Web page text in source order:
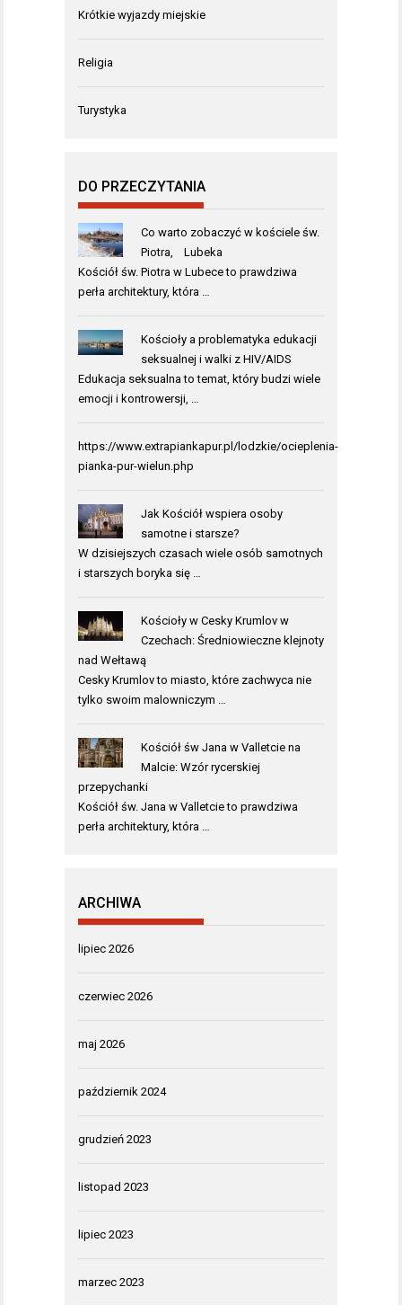
Krótkie wyjazdy miejskie
Religia
Turystyka
DO PRZECZYTANIA
Co warto zobaczyć w kościele św.
Piotra, Lubeka
Kościół św. Piotra w Lubece to prawdziwa
perła architektury, która …
Kościoły a problematyka edukacji
seksualnej i walki z HIV/AIDS
Edukacja seksualna to temat, który budzi wiele
emocji i kontrowersji, …
https://www.extrapiankapur.pl/lodzkie/ocieplenia-
pianka-pur-wielun.php
Jak Kościół wspiera osoby
samotne i starsze?
W dzisiejszych czasach wiele osób samotnych
i starszych boryka się …
Kościoły w Cesky Krumlov w
Czechach: Średniowieczne klejnoty
nad Wełtawą
Cesky Krumlov to miasto, które zachwyca nie
tylko swoim malowniczym …
Kościół św Jana w Valletcie na
Malcie: Wzór rycerskiej
przepychanki
Kościół św. Jana w Valletcie to prawdziwa
perła architektury, która …
ARCHIWA
lipiec 2026
czerwiec 2026
maj 2026
październik 2024
grudzień 2023
listopad 2023
lipiec 2023
marzec 2023